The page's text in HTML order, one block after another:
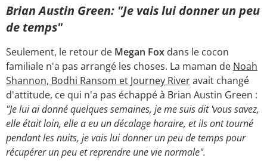
Brian Austin Green: "Je vais lui donner un peu
de temps"
Seulement, le retour de Megan Fox dans le cocon
familiale n'a pas arrangé les choses. La maman de Noah
Shannon, Bodhi Ransom et Journey Riveravait changé
d'attitude, ce qui n'a pas échappé à Brian Austin Green :
"Je lui ai donné quelques semaines, je me suis dit 'vous savez,
elle était loin, elle a eu un décalage horaire, et ils ont tourné
pendant les nuits, je vais lui donner un peu de temps pour
récupérer un peu et reprendre une vie normale".